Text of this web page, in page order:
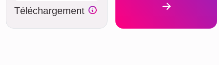
Téléchargement